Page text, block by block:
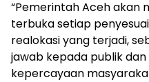
“Pemerintah Aceh akan
terbuka setiap
realokasi yang terjadi,
jawab kepada publik
kepercayaan